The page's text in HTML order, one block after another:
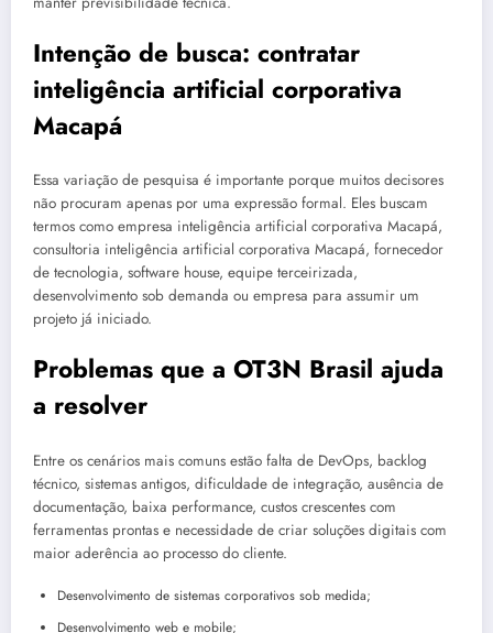
Intenção de busca: contratar
inteligência artificial corporativa
Macapá
Essa variação de pesquisa é importante porque muitos decisores
não procuram apenas por uma expressão formal. Eles buscam
termos como empresa inteligência artificial corporativa Macapá,
consultoria inteligência artificial corporativa Macapá, fornecedor
de tecnologia, software house, equipe terceirizada,
desenvolvimento sob demanda ou empresa para assumir um
projeto já iniciado.
Problemas que a OT3N Brasil ajuda
a resolver
Entre os cenários mais comuns estão falta de DevOps, backlog
técnico, sistemas antigos, dificuldade de integração, ausência de
documentação, baixa performance, custos crescentes com
ferramentas prontas e necessidade de criar soluções digitais com
maior aderência ao processo do cliente.
Desenvolvimento de sistemas corporativos sob medida;
Desenvolvimento web e mobile;